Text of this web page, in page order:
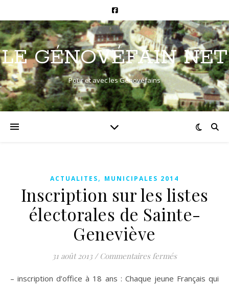
LE GÉNOVÉFAIN NET
Pour et avec les Génovéfains
ACTUALITES, MUNICIPALES 2014
Inscription sur les listes
électorales de Sainte-
Geneviève
31 août 2013 / Commentaires ferméssur Inscription
– inscription d’office à 18 ans : Chaque jeune Français qui